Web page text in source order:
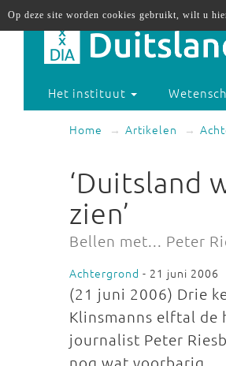
Het instituut
Home Artikelen
‘Duitsland
zien’
Bellen met... Peter
Achtergrond - 21 juni 2006
(21 juni 2006) Drie
Klinsmanns elftal de
journalist Peter
nog wat voorbarig.
Op deze site worden cookies gebruikt, wilt u